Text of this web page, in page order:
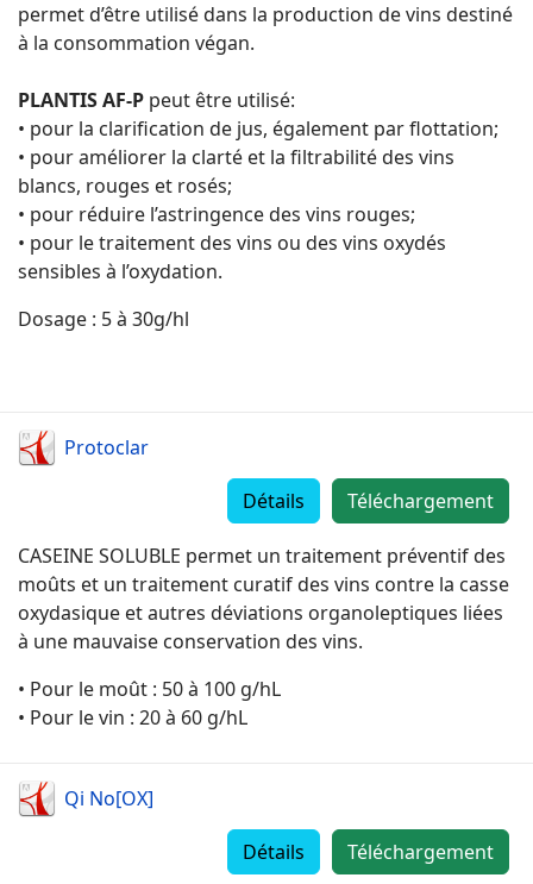
permet d’être utilisé dans la production de vins destiné
à la consommation végan.
PLANTIS AF-P peut être utilisé:
• pour la clarification de jus, également par flottation;
• pour améliorer la clarté et la filtrabilité des vins
blancs, rouges et rosés;
• pour réduire l’astringence des vins rouges;
• pour le traitement des vins ou des vins oxydés
sensibles à l’oxydation.
Dosage : 5 à 30g/hl
Protoclar
Téléchargement
Détails
CASEINE SOLUBLE permet un traitement préventif des
moûts et un traitement curatif des vins contre la casse
oxydasique et autres déviations organoleptiques liées
à une mauvaise conservation des vins.
• Pour le moût : 50 à 100 g/hL
• Pour le vin : 20 à 60 g/hL
Qi No[OX]
Téléchargement
Détails